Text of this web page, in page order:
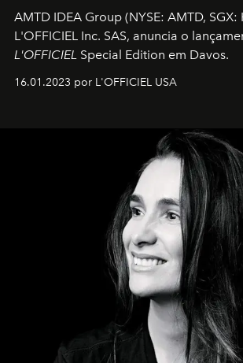
AMTD IDEA Group (NYSE: AMTD, SGX:
L'OFFICIEL Inc. SAS, anuncia o
L'OFFICIEL Special Edition em Davos.
16.01.2023 por L'OFFICIEL USA